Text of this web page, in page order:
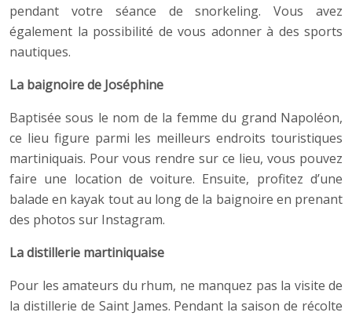
pendant votre séance de snorkeling. Vous avez
également la possibilité de vous adonner à des sports
nautiques.
La baignoire de Joséphine
Baptisée sous le nom de la femme du grand Napoléon,
ce lieu figure parmi les meilleurs endroits touristiques
martiniquais. Pour vous rendre sur ce lieu, vous pouvez
faire une location de voiture. Ensuite, profitez d’une
balade en kayak tout au long de la baignoire en prenant
des photos sur Instagram.
La distillerie martiniquaise
Pour les amateurs du rhum, ne manquez pas la visite de
la distillerie de Saint James. Pendant la saison de récolte